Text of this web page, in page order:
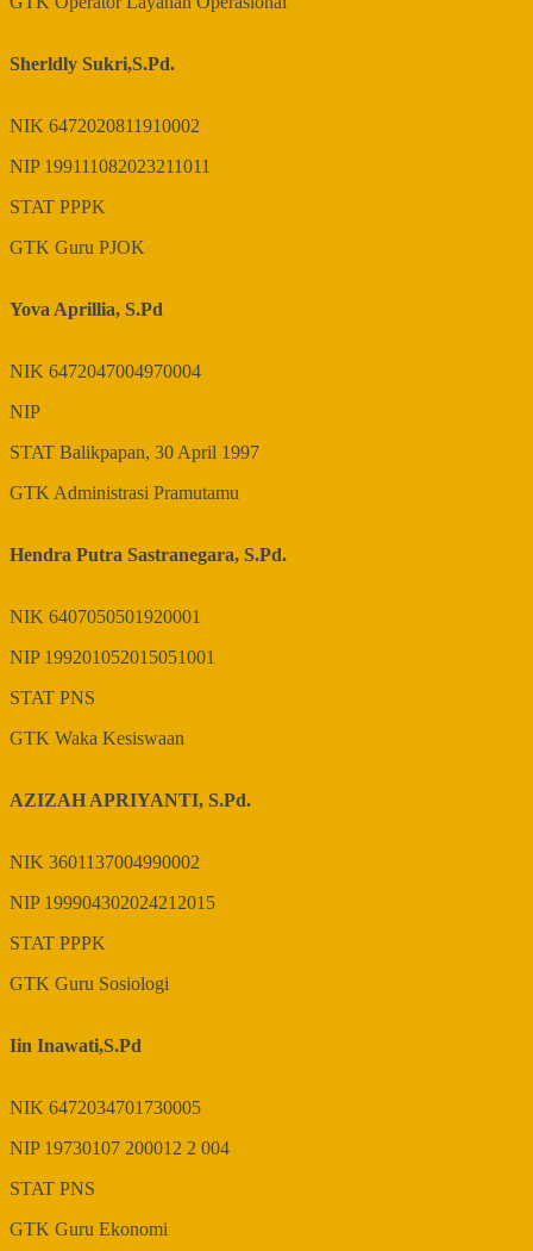
Sherldly Sukri,S.Pd.
NIK 6472020811910002
NIP 199111082023211011
STAT PPPK
GTK Guru PJOK
Yova Aprillia, S.Pd
NIK 6472047004970004
NIP
STAT Balikpapan, 30 April 1997
GTKAdministrasi Pramutamu
Hendra Putra Sastranegara, S.Pd.
NIK 6407050501920001
NIP 199201052015051001
STAT PNS
GTK Waka Kesiswaan
AZIZAH APRIYANTI, S.Pd.
NIK 3601137004990002
NIP 199904302024212015
STAT PPPK
GTK Guru Sosiologi
Iin Inawati,S.Pd
NIK 6472034701730005
NIP 19730107 200012 2 004
STAT PNS
GTK Guru Ekonomi